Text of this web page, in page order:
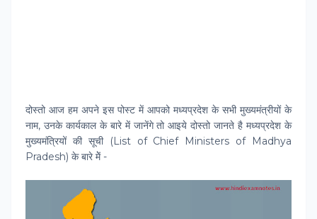
दोस्‍तो आज हम अपने इस पोस्‍ट में आपको मध्‍यप्रदेश के सभी मुख्‍यमंत्रीयों के
नाम, उनके कार्यकाल के बारे में जानेंगे तो आइये दोस्‍तो जानते है मध्‍यप्रदेश के
मुख्यमंत्रियों की सूची (List of Chief Ministers of Madhya
Pradesh) के बारे मेें -